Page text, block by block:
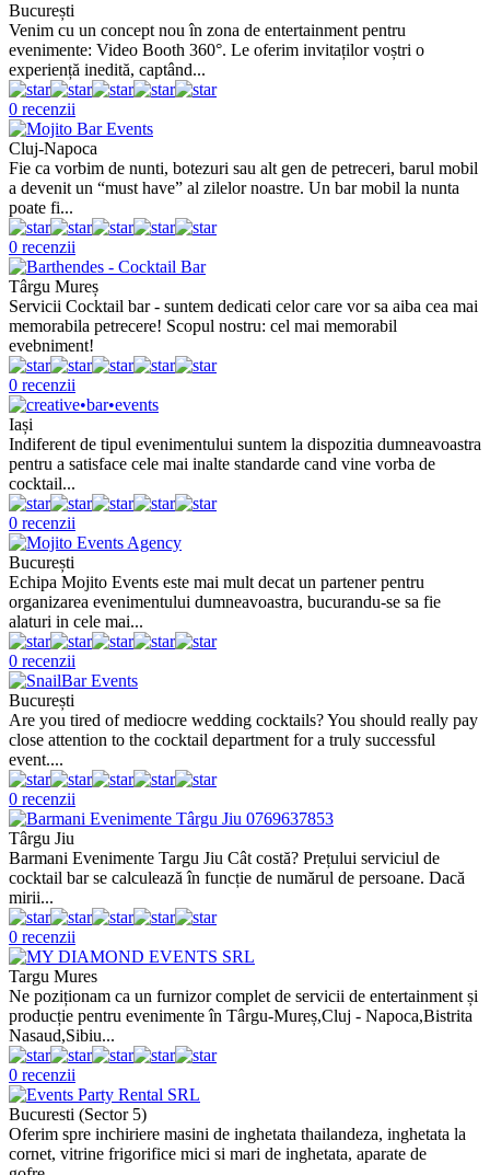
București
Venim cu un concept nou în zona de entertainment pentru
evenimente: Video Booth 360°. Le oferim invitaților voștri o
experiență inedită, captând...
0 recenzii
Cluj-Napoca
Fie ca vorbim de nunti, botezuri sau alt gen de petreceri, barul mobil
a devenit un “must have” al zilelor noastre. Un bar mobil la nunta
poate fi...
0 recenzii
Târgu Mureș
Servicii Cocktail bar - suntem dedicati celor care vor sa aiba cea mai
memorabila petrecere! Scopul nostru: cel mai memorabil
evebniment!
0 recenzii
Iași
Indiferent de tipul evenimentului suntem la dispozitia dumneavoastra
pentru a satisface cele mai inalte standarde cand vine vorba de
cocktail...
0 recenzii
București
Echipa Mojito Events este mai mult decat un partener pentru
organizarea evenimentului dumneavoastra, bucurandu-se sa fie
alaturi in cele mai...
0 recenzii
București
Are you tired of mediocre wedding cocktails? You should really pay
close attention to the cocktail department for a truly successful
event....
0 recenzii
Târgu Jiu
Barmani Evenimente Targu Jiu Cât costă? Prețului serviciul de
cocktail bar se calculează în funcție de numărul de persoane. Dacă
mirii...
0 recenzii
Targu Mures
Ne poziționam ca un furnizor complet de servicii de entertainment și
producție pentru evenimente în Târgu‑Mureș,Cluj - Napoca,Bistrita
Nasaud,Sibiu...
0 recenzii
Bucuresti (Sector 5)
Oferim spre inchiriere masini de inghetata thailandeza, inghetata la
cornet, vitrine frigorifice mici si mari de inghetata, aparate de